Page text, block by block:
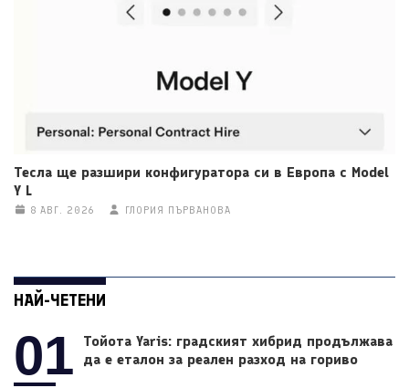
Тесла ще разшири конфигуратора си в Европа с Model
Y L
8 АВГ. 2026 ГЛОРИЯ ПЪРВАНОВА
НАЙ-ЧЕТЕНИ
01
Тойота Yaris: градският хибрид продължава
да е еталон за реален разход на гориво